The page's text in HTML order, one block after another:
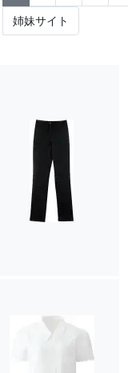
姉妹サイト